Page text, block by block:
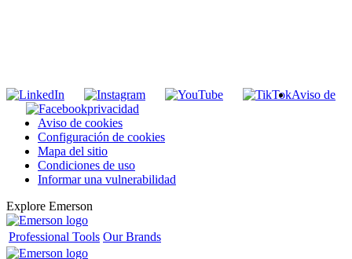
Aviso de
privacidad
Aviso de cookies
Configuración de cookies
Mapa del sitio
Condiciones de uso
Informar una vulnerabilidad
Explore Emerson
Professional Tools Our Brands